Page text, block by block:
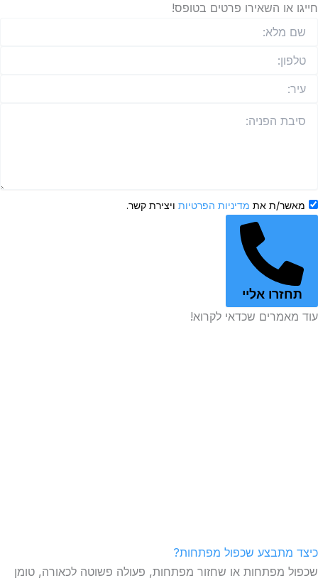
או השאירו פרטים בטופס!
ת אתמדיניות הפרטיותויצירת קשר.
אליי
שכדאי לקרוא!
מתבצע שכפול מפתחות?
מפתחות או שחזור מפתחות, פעולה פשוטה לכאורה, טומן